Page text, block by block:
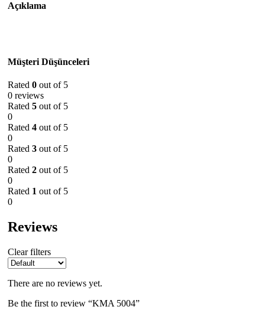
Açıklama
Müşteri Düşünceleri
Rated 0 out of 5
0 reviews
Rated 5 out of 5
0
Rated 4 out of 5
0
Rated 3 out of 5
0
Rated 2 out of 5
0
Rated 1 out of 5
0
Reviews
Clear filters
There are no reviews yet.
Be the first to review “KMA 5004”